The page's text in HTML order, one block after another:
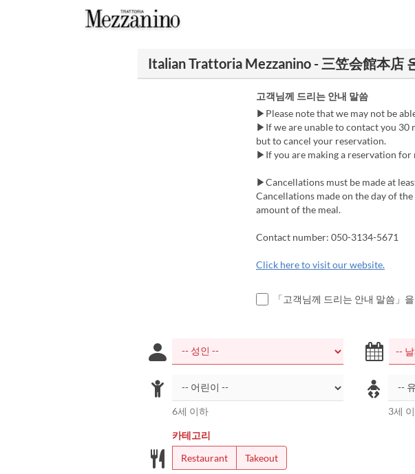
Italian Trattoria Mezzanino - 三笠会館本店
고객님께 드리는 안내 말씀
▶Please note that we may not be
▶If we are unable to contact you 30
but to cancel your reservation.
▶If you are making a reservation for
▶Cancellations must be made at
Cancellations made on the day of
amount of the meal.
Contact number: 050-3134-5671
Click here to visit our website.
「고객님께 드리는 안내 말씀」
6세 이하 3세
카테고리
Restaurant
Takeout